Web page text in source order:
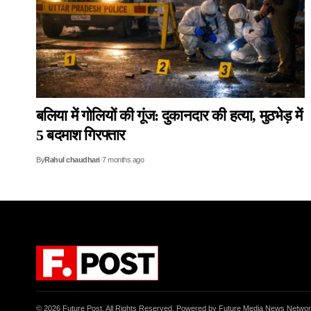
बलिया में गोलियों की गूंज: दुकानदार की हत्या, मुठभेड़ में
5 बदमाश गिरफ्तार
ByRahul chaudhari 7 months ago
© 2026 Future Post. All Rights Reserved. Powered by Future Media News